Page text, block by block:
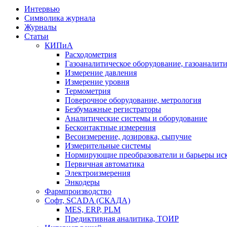
Интервью
Символика журнала
Журналы
Статьи
КИПиА
Расходометрия
Газоаналитическое оборудование,
Измерение давления
Измерение уровня
Термометрия
Поверочное оборудование, метрология
Безбумажные регистраторы
Аналитические системы и оборудование
Бесконтактные измерения
Весоизмерение, дозировка, сыпучие
Измерительные системы
Нормирующие преобразователи и барьеры
Первичная автоматика
Электроизмерения
Энкодеры
Фармпроизводство
Софт, SCADA (СКАДА)
MES, ERP, PLM
Предиктивная аналитика, ТОИР